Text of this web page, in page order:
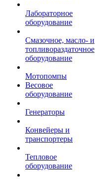
Лабораторное
оборудование
Смазочное, масло- и
топливораздаточное
оборудование
Мотопомпы
Весовое
оборудование
Генераторы
Конвейеры и
транспортеры
Тепловое
оборудование